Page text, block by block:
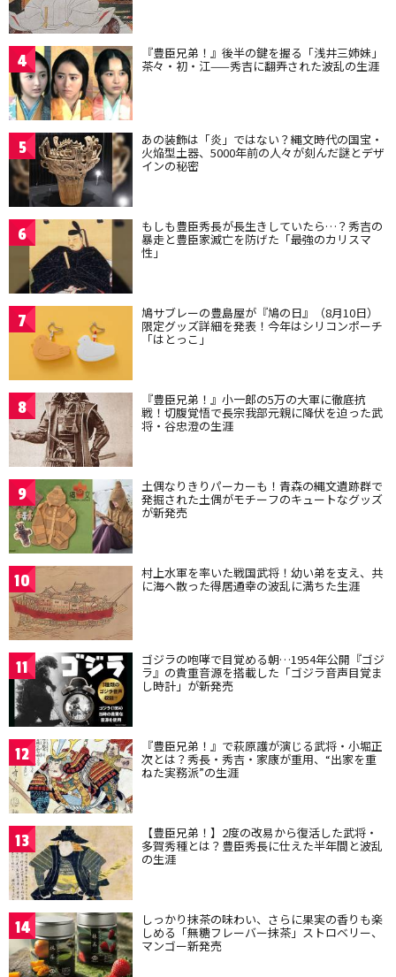
4 『豊臣兄弟！』後半の鍵を握る「浅井三姉妹」
茶々・初・江——秀吉に翻弄された波乱の生涯
5 あの装飾は「炎」ではない？縄文時代の国宝・
火焔型土器、5000年前の人々が刻んだ謎とデザ
インの秘密
6 もしも豊臣秀長が長生きしていたら…？秀吉の
暴走と豊臣家滅亡を防げた「最強のカリスマ
性」
7 鳩サブレーの豊島屋が『鳩の日』（8月10日）
限定グッズ詳細を発表！今年はシリコンポーチ
「はとっこ」
8 『豊臣兄弟！』小一郎の5万の大軍に徹底抗
戦！切腹覚悟で長宗我部元親に降伏を迫った武
将・谷忠澄の生涯
9 土偶なりきりパーカーも！青森の縄文遺跡群で
発掘された土偶がモチーフのキュートなグッズ
が新発売
10 村上水軍を率いた戦国武将！幼い弟を支え、共
に海へ散った得居通幸の波乱に満ちた生涯
11 ゴジラの咆哮で目覚める朝…1954年公開『ゴジ
ラ』の貴重音源を搭載した「ゴジラ音声目覚ま
し時計」が新発売
12 『豊臣兄弟！』で萩原護が演じる武将・小堀正
次とは？秀長・秀吉・家康が重用、“出家を重
ねた実務派”の生涯
13 【豊臣兄弟！】2度の改易から復活した武将・
多賀秀種とは？豊臣秀長に仕えた半年間と波乱
の生涯
14 しっかり抹茶の味わい、さらに果実の香りも楽
しめる「無糖フレーバー抹茶」ストロベリー、
マンゴー新発売